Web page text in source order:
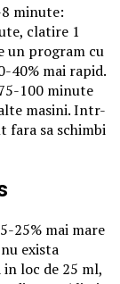
minute:
clatire 1
un program cu
40% mai rapid.
100 minute
masini. Intr-
fara sa schimbi
25% mai mare
exista
loc de 25 ml,